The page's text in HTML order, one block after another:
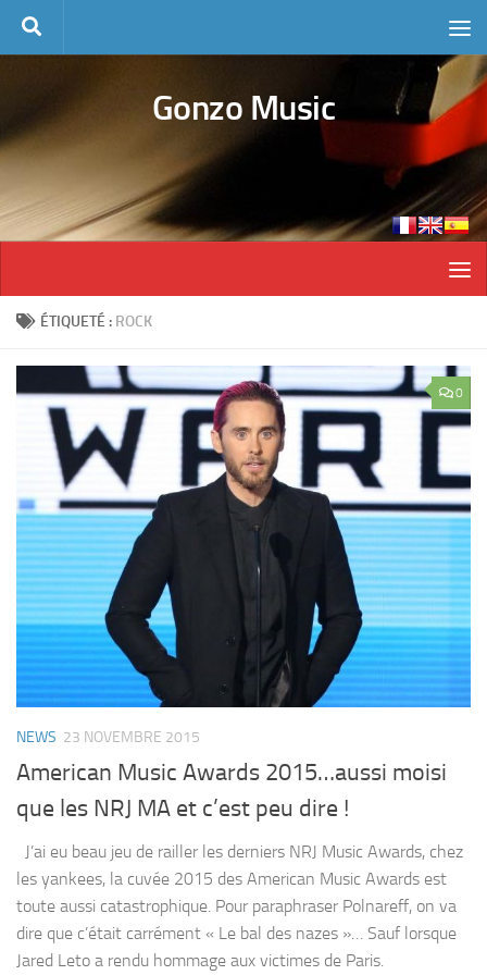
Skip to content
Gonzo Music
ÉTIQUETÉ : ROCK
0
NEWS 23 NOVEMBRE 2015
American Music Awards 2015…aussi moisi
que les NRJ MA et c’est peu dire !
J’ai eu beau jeu de railler les derniers NRJ Music Awards, chez
les yankees, la cuvée 2015 des American Music Awards est
toute aussi catastrophique. Pour paraphraser Polnareff, on va
dire que c’était carrément « Le bal des nazes »… Sauf lorsque
Jared Leto a rendu hommage aux victimes de Paris.